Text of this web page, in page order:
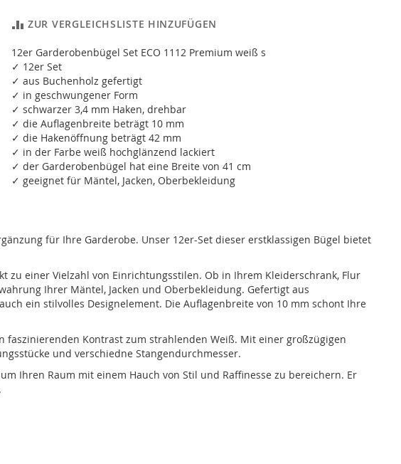
ZUR VERGLEICHSLISTE HINZUFÜGEN
12er Garderobenbügel Set ECO 1112 Premium weiß s
✓ 12er Set
✓ aus Buchenholz gefertigt
✓ in geschwungener Form
✓ schwarzer 3,4 mm Haken, drehbar
✓ die Auflagenbreite beträgt 10 mm
✓ die Hakenöffnung beträgt 42 mm
✓ in der Farbe weiß hochglänzend lackiert
✓ der Garderobenbügel hat eine Breite von 41 cm
✓ geeignet für Mäntel, Jacken, Oberbekleidung
für Ihre Garderobe. Unser 12er-Set dieser erstklassigen Bügel bietet
zu einer Vielzahl von Einrichtungsstilen. Ob in Ihrem Kleiderschrank, Flur
Ihrer Mäntel, Jacken und Oberbekleidung. Gefertigt aus
ein stilvolles Designelement. Die Auflagenbreite von 10 mm schont Ihre
Kontrast zum strahlenden Weiß. Mit einer großzügigen
und verschiedne Stangendurchmesser.
Ihren Raum mit einem Hauch von Stil und Raffinesse zu bereichern. Er